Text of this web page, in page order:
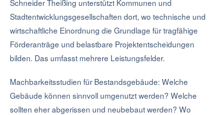
Schneider Theißing unterstützt Kommunen und
Stadtentwicklungsgesellschaften dort, wo technische und
wirtschaftliche Einordnung die Grundlage für tragfähige
Förderanträge und belastbare Projektentscheidungen
bilden. Das umfasst mehrere Leistungsfelder.
Machbarkeitsstudien für Bestandsgebäude: Welche
Gebäude können sinnvoll umgenutzt werden? Welche
sollten eher abgerissen und neubebaut werden? Wo